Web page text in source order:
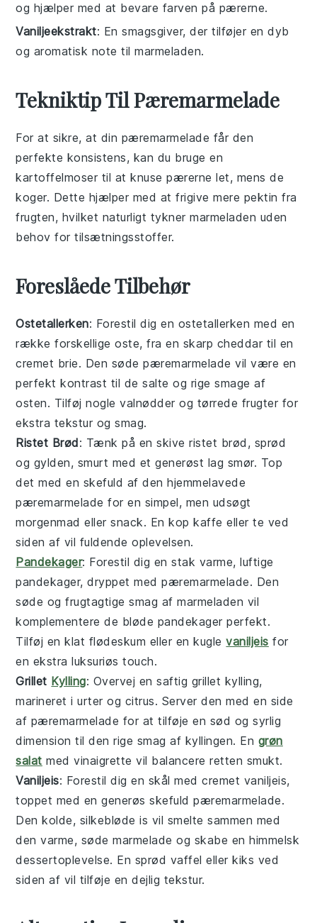
og hjælper med at bevare farven på pærerne.
Vaniljeekstrakt: En smagsgiver, der tilføjer en dyb
og aromatisk note til marmeladen.
Tekniktip Til Pæremarmelade
For at sikre, at din pæremarmelade får den
perfekte konsistens, kan du bruge en
kartoffelmoser til at knusepærerne let, mens de
koger. Dette hjælper med at frigive mere pektin fra
frugten, hvilket naturligt tykner marmeladen uden
behov for tilsætningsstoffer.
Foreslåede Tilbehør
Ostetallerken: Forestil dig en ostetallerken med en
række forskelligeoste, fra en skarp cheddar til en
cremet brie. Den sødepæremarmelade vil være en
perfekt kontrast til de salte og rige smage af
osten. Tilføj noglevalnødder og tørrede frugter for
ekstra tekstur og smag.
Ristet Brød: Tænk på en skiveristet brød , sprød
og gylden, smurt med et generøst lag smør. Top
det med en skefuld af den hjemmelavede
pæremarmelade for en simpel, men udsøgt
morgenmad ellersnack. En kopkaffe ellerte ved
siden af vil fuldende oplevelsen.
Pandekager: Forestil dig en stak varme, luftige
pandekager, dryppet medpæremarmelade. Den
søde og frugtagtige smag afmarmeladen vil
komplementere de bløde pandekager perfekt.
Tilføj en klat flødeskum eller en kuglevaniljeis for
en ekstra luksuriøs touch.
Grillet Kylling: Overvej en saftig grillet kylling,
marineret iurter og citrus. Server den med en side
af pæremarmelade for at tilføje en sød og syrlig
dimension til den rige smag af kyllingen. En grøn
salat medvinaigrette vil balancere retten smukt.
Vaniljeis: Forestil dig en skål med cremet vaniljeis,
toppet med en generøs skefuldpæremarmelade.
Den kolde, silkeblødeis vil smelte sammen med
den varme, sødemarmelade og skabe en himmelsk
dessertoplevelse. En sprød vaffel ellerkiks ved
siden af vil tilføje en dejlig tekstur.